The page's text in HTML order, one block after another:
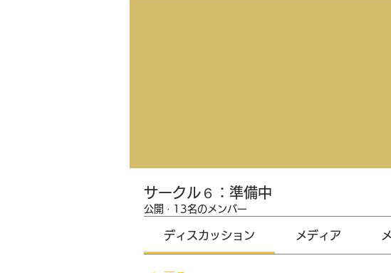
サークル６：準備中
公開 · 13名のメンバー
ディスカッション メディア